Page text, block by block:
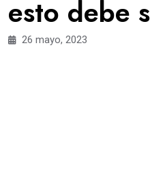
esto debe
26 mayo, 2023